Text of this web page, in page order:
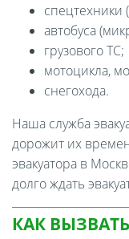
спецтехники
автобуса
грузового ТС;
мотоцикла,
снегохода.
Наша служба
дорожит их
эвакуатора в
долго ждать
КАК